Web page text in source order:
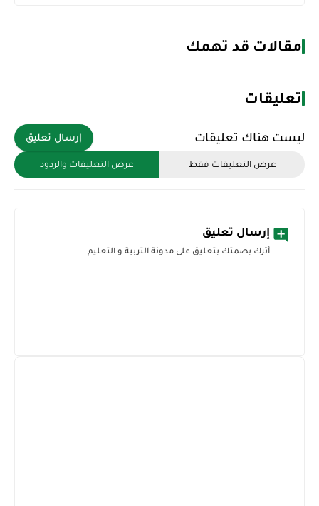
مقالات قد تهمك
تعليقات
ليست هناك تعليقات إرسال تعليق
عرض التعليقات فقط عرض التعليقات والردود
إرسال تعليق
أترك بصمتك بتعليق على مدونة التربية و التعليم